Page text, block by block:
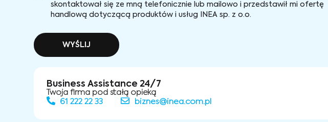
skontaktował się ze mną telefonicznie lub mailowo i przedstawił mi ofertę
handlową dotyczącą produktów i usług INEA sp. z o.o.
WYŚLIJ
Business Assistance 24/7
Twoja firma pod stałą opieką
61 222 22 33
biznes@inea.com.pl